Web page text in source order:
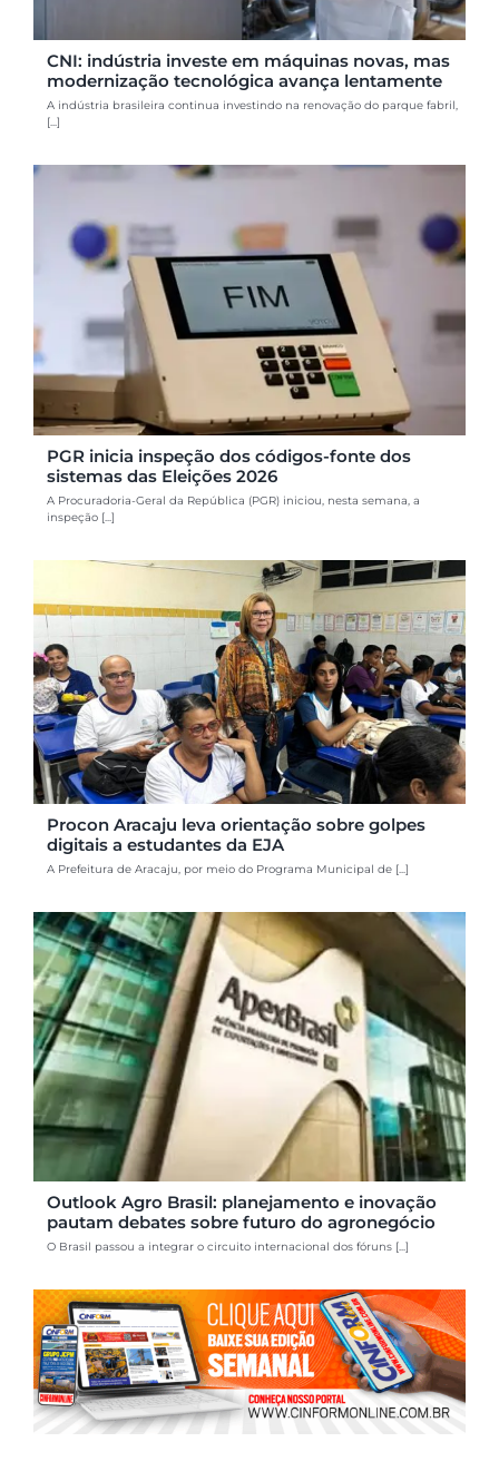
CNI: indústria investe em máquinas novas, mas
modernização tecnológica avança lentamente
A indústria brasileira continua investindo na renovação do parque fabril,
[...]
PGR inicia inspeção dos códigos-fonte dos
sistemas das Eleições 2026
A Procuradoria-Geral da República (PGR) iniciou, nesta semana, a
inspeção [...]
Procon Aracaju leva orientação sobre golpes
digitais a estudantes da EJA
A Prefeitura de Aracaju, por meio do Programa Municipal de [...]
Outlook Agro Brasil: planejamento e inovação
pautam debates sobre futuro do agronegócio
O Brasil passou a integrar o circuito internacional dos fóruns [...]